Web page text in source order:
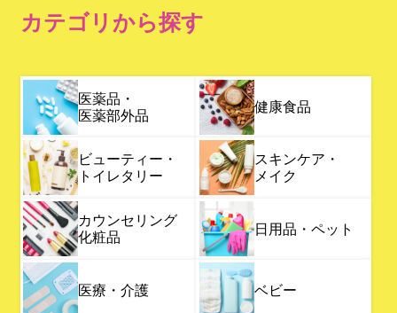
カテゴリから探す
医薬品・
医薬部外品
健康食品
ビューティー・
トイレタリー
スキンケア・
メイク
カウンセリング
化粧品
日用品・ペット
医療・介護 ベビー